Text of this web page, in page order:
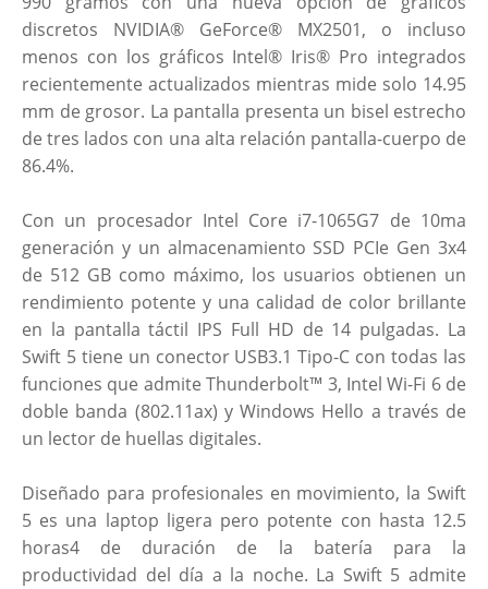
discretos NVIDIA® GeForce® MX2501, o incluso
menos con los gráficos Intel® Iris® Pro integrados
recientemente actualizados mientras mide solo 14.95
mm de grosor. La pantalla presenta un bisel estrecho
de tres lados con una alta relación pantalla-cuerpo de
86.4%.
Con un procesador Intel Core i7-1065G7 de 10ma
generación y un almacenamiento SSD PCIe Gen 3x4
de 512 GB como máximo, los usuarios obtienen un
rendimiento potente y una calidad de color brillante
en la pantalla táctil IPS Full HD de 14 pulgadas. La
Swift 5 tiene un conector USB3.1 Tipo-C con todas las
funciones que admite Thunderbolt™ 3, Intel Wi-Fi 6 de
doble banda (802.11ax) y Windows Hello a través de
un lector de huellas digitales.
Diseñado para profesionales en movimiento, la Swift
5 es una laptop ligera pero potente con hasta 12.5
horas4 de duración de la batería para la
productividad del día a la noche. La Swift 5 admite